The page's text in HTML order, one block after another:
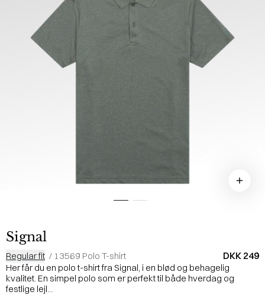
Signal
Regular fit / 13569 Polo T-shirt DKK 249
Her får du en polo t-shirt fra Signal, i en blød og behagelig
kvalitet. En simpel polo som er perfekt til både hverdag og
festlige lejl...